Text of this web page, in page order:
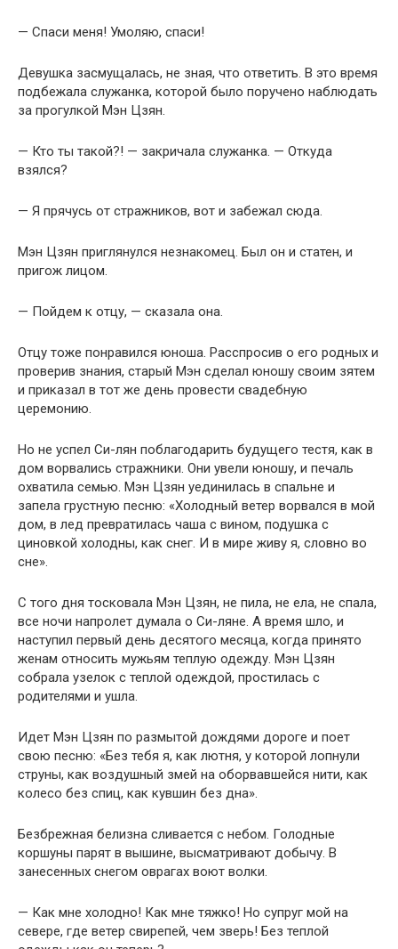
— Спаси меня! Умоляю, спаси!
Девушка засмущалась, не зная, что ответить. В это время
подбежала служанка, которой было поручено наблюдать
за прогулкой Мэн Цзян.
— Кто ты такой?! — закричала служанка. — Откуда
взялся?
— Я прячусь от стражников, вот и забежал сюда.
Мэн Цзян приглянулся незнакомец. Был он и статен, и
пригож лицом.
— Пойдем к отцу, — сказала она.
Отцу тоже понравился юноша. Расспросив о его родных и
проверив знания, старый Мэн сделал юношу своим зятем
и приказал в тот же день провести свадебную
церемонию.
Но не успел Си-лян поблагодарить будущего тестя, как в
дом ворвались стражники. Они увели юношу, и печаль
охватила семью. Мэн Цзян уединилась в спальне и
запела грустную песню: «Холодный ветер ворвался в мой
дом, в лед превратилась чаша с вином, подушка с
циновкой холодны, как снег. И в мире живу я, словно во
сне».
С того дня тосковала Мэн Цзян, не пила, не ела, не спала,
все ночи напролет думала о Си-ляне. А время шло, и
наступил первый день десятого месяца, когда принято
женам относить мужьям теплую одежду. Мэн Цзян
собрала узелок с теплой одеждой, простилась с
родителями и ушла.
Идет Мэн Цзян по размытой дождями дороге и поет
свою песню: «Без тебя я, как лютня, у которой лопнули
струны, как воздушный змей на оборвавшейся нити, как
колесо без спиц, как кувшин без дна».
Безбрежная белизна сливается с небом. Голодные
коршуны парят в вышине, высматривают добычу. В
занесенных снегом оврагах воют волки.
— Как мне холодно! Как мне тяжко! Но супруг мой на
севере, где ветер свирепей, чем зверь! Без теплой